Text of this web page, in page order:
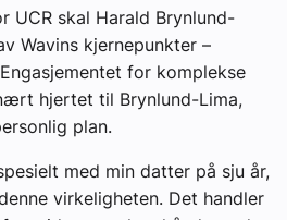
UCR skal Harald Brynlund-
Wavins kjernepunkter –
for komplekse
hjertet til Brynlund-Lima,
plan.
med min datter på sju år,
virkeligheten. Det handler